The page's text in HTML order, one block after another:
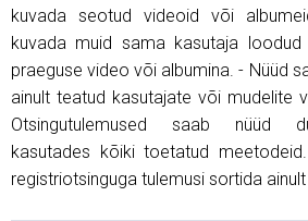
kuvada seotud videoid või
kuvada muid sama kasutaja
praeguse video või albumina. - Nüüd
ainult teatud kasutajate või mudelite
Otsingutulemused saab nüüd
kasutades kõiki toetatud
registriotsinguga tulemusi sortida